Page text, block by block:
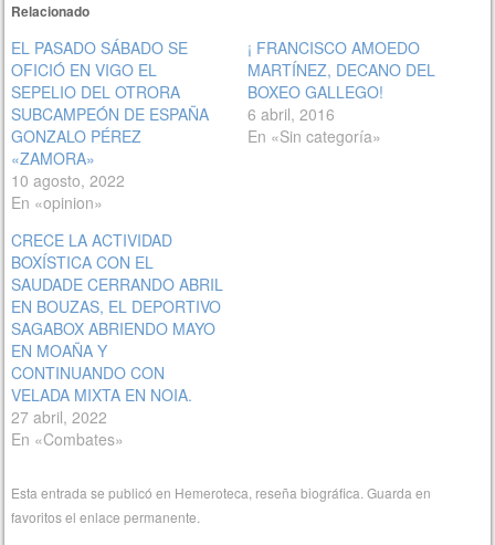
Relacionado
EL PASADO SÁBADO SE
OFICIÓ EN VIGO EL
SEPELIO DEL OTRORA
SUBCAMPEÓN DE ESPAÑA
GONZALO PÉREZ
«ZAMORA»
10 agosto, 2022
En «opinion»
¡ FRANCISCO AMOEDO
MARTÍNEZ, DECANO DEL
BOXEO GALLEGO!
6 abril, 2016
En «Sin categoría»
CRECE LA ACTIVIDAD
BOXÍSTICA CON EL
SAUDADE CERRANDO ABRIL
EN BOUZAS, EL DEPORTIVO
SAGABOX ABRIENDO MAYO
EN MOAÑA Y
CONTINUANDO CON
VELADA MIXTA EN NOIA.
27 abril, 2022
En «Combates»
Esta entrada se publicó en Hemeroteca reseña biográfica . Guarda en
favoritos elenlace permanente